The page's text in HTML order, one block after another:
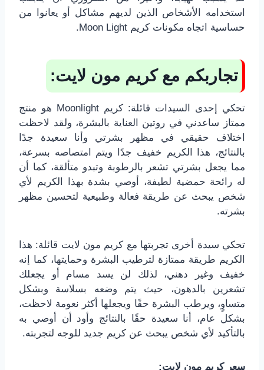
استخدامه الأشخاص الذين لديهم مشاكل أو يعانوا من
حساسية اتجاه مكونات كريم Moon Light.
تجاربكم مع كريم مون لايت:
تحكي إحدى السيدات قائلة: كريم Moonlight هو منتج
ممتاز ساعدني في روتين العناية بالبشرة، ولقد لاحظت
اختلاف حقيقي في مظهر بشرتي وأنا سعيدة جدًا
بالنتائج، هذا الكريم خفيف جدًا ويتم امتصاصه بسرعة،
مما يجعل بشرتي تشعر بالرطوبة وتبدو متألقة، كما أن
له رائحة حمضية لطيفة، أوصي بشدة بهذا الكريم لأي
شخص يبحث عن طريقة فعالة وطبيعية لتحسين مظهر
بشرته.
تحكي سيدة أخرى تجربتها مع كريم مون لايت قائلة: هذا
الكريم طريقة ممتازة لترطيب البشرة وحمايتها، كما إنه
خفيف وغير دهني، لذلك لن يسد مسام أو يجعلك
تشعرين بالدهون، حيث يتم وضعه بسلاسة وبشكل
متساوٍ، ويرطب البشرة حقًا ويجعلها أكثر نعومة لاحظت،
بشكل عام، أنا سعيدة حقًا بالنتائج وأود أن أوصي به
بالتأكيد لأي شخص يبحث عن كريم جديد للوجه لتجربته.
سعر كريم مون لايت: